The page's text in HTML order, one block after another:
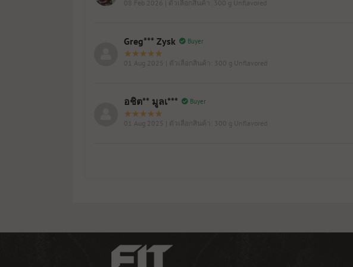
08 Feb 2026 | ตัวเลือกสินค้า: 300 g Unflavored
Greg*** Zysk Buyer
01 Aug 2025 | ตัวเลือกสินค้า: 300 g Unflavored
อชิต** มูลเ*** Buyer
01 Aug 2025 | ตัวเลือกสินค้า: 300 g Unflavored